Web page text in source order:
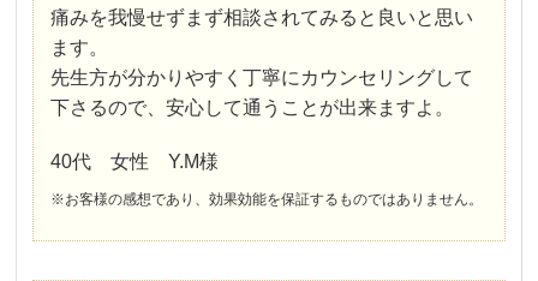
痛みを我慢せずまず相談されてみると良いと思い
ます。
先生方が分かりやすく丁寧にカウンセリングして
下さるので、安心して通うことが出来ますよ。
40代 女性 Y.M様
※お客様の感想であり、効果効能を保証するものではありません。